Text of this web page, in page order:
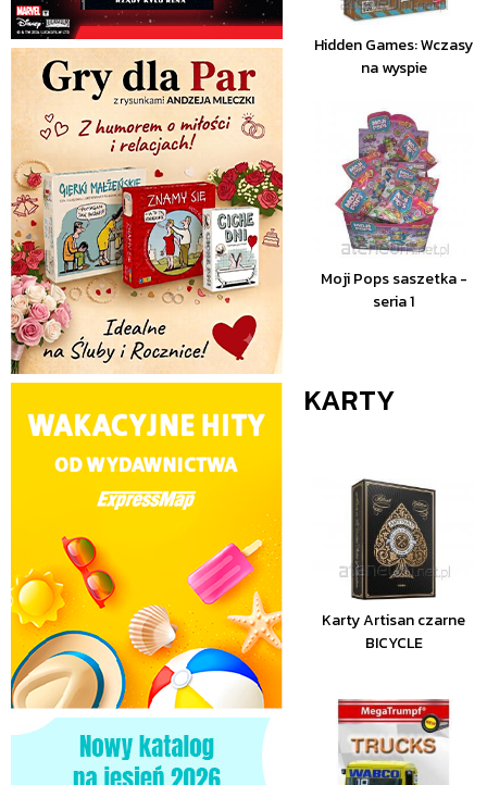
Hidden Games: Wczasy
na wyspie
Moji Pops saszetka -
seria 1
KARTY
Karty Artisan czarne
BICYCLE